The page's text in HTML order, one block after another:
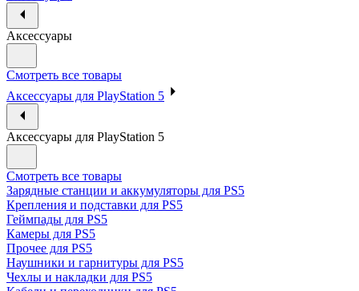
Аксессуары
Смотреть все товары
Аксессуары для PlayStation 5
Аксессуары для PlayStation 5
Смотреть все товары
Зарядные станции и аккумуляторы для PS5
Крепления и подставки для PS5
Геймпады для PS5
Камеры для PS5
Прочее для PS5
Наушники и гарнитуры для PS5
Чехлы и накладки для PS5